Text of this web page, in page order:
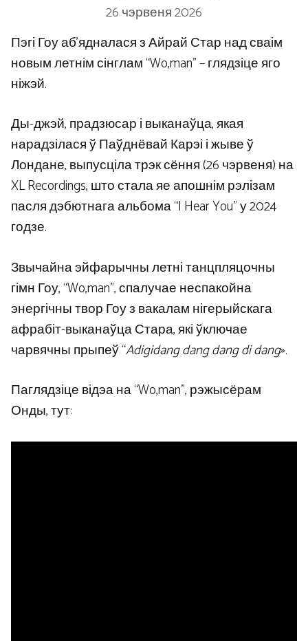
26 чэрвеня 2026
Пэгі Гоу аб’ядналася з Айрай Стар над сваім
новым летнім сінглам “Wo,man” – глядзіце яго
ніжэй.
Ды-джэй, прадзюсар і выканаўца, якая
нарадзілася ў Паўднёвай Карэі і жыве ў
Лондане, выпусціла трэк сёння (26 чэрвеня) на
XL Recordings, што стала яе апошнім рэлізам
пасля дэбютнага альбома “I Hear You” у 2024
годзе.
Звычайна эйфарычны летні танцпляцочны
гімн Гоу, “Wo,man”, спалучае неспакойна
энергічны твор Гоу з вакалам нігерыйскага
афрабіт-выканаўца Стара, які ўключае
чарвячны прыпеў “Adigidang dang dang di dang».
Паглядзіце відэа на “Wo,man”, рэжысёрам
Онды, тут: